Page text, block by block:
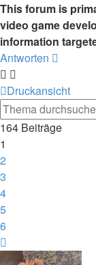
This forum is
video game
information
Antworten
Druckansicht
164 Beiträge
1
2
3
4
5
6